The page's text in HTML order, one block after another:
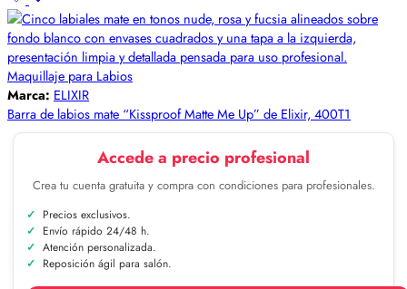
Maquillaje para Labios
Marca: ELIXIR
Barra de labios mate “Kissproof Matte Me Up” de Elixir, 400T1
Accede a precio profesional
Crea tu cuenta gratuita y compra con condiciones para profesionales.
Precios exclusivos.
Envío rápido 24/48 h.
Atención personalizada.
Reposición ágil para salón.